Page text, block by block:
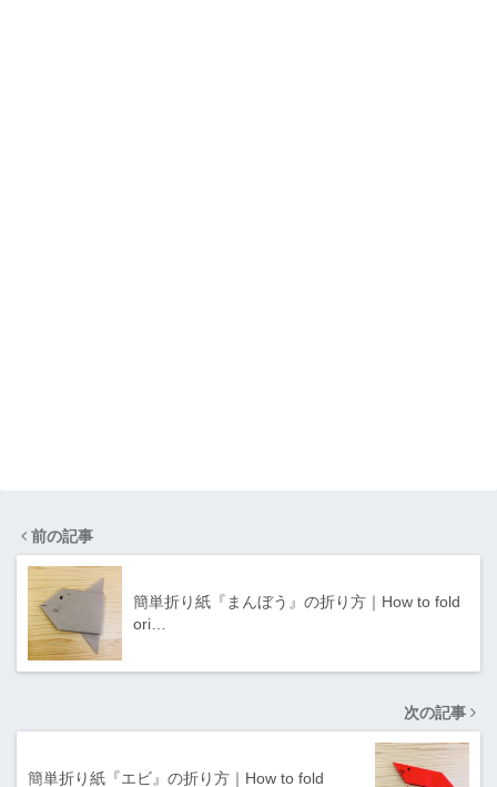
前の記事
簡単折り紙『まんぼう』の折り方｜How to fold
ori…
次の記事
簡単折り紙『エビ』の折り方｜How to fold